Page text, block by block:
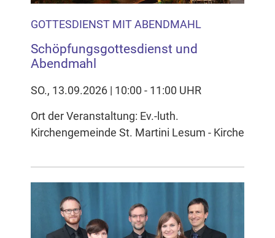
GOTTESDIENST MIT ABENDMAHL
Schöpfungsgottesdienst und
Abendmahl
SO., 13.09.2026 | 10:00 - 11:00 UHR
Ort der Veranstaltung: Ev.-luth.
Kirchengemeinde St. Martini Lesum - Kirche